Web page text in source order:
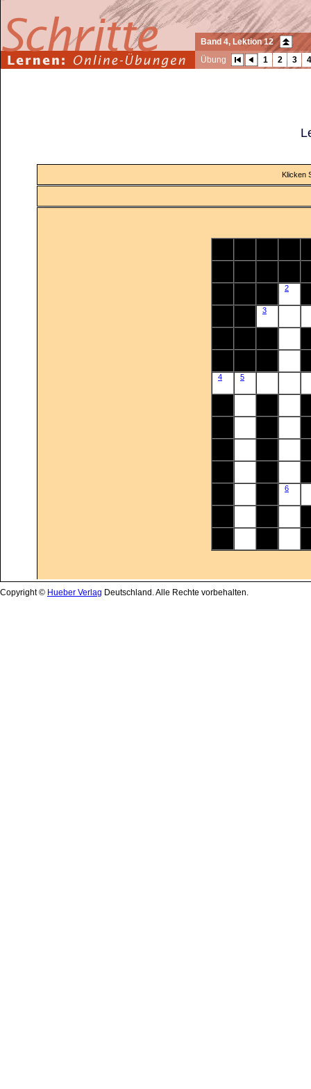
Copyright © Hueber Verlag Deutschland. Alle Rechte vorbehalten.